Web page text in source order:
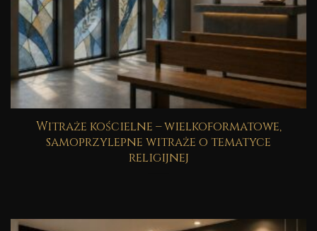
Witraże kościelne – wielkoformatowe,
samoprzylepne witraże o tematyce
religijnej